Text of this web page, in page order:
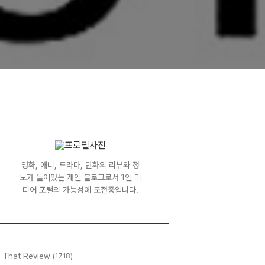
영화, 애니, 드라마, 만화의 리뷰와 정
보가 들어있는 개인 블로그로서 1인 미
디어 포털의 가능성에 도전중입니다.
That Review (1718)